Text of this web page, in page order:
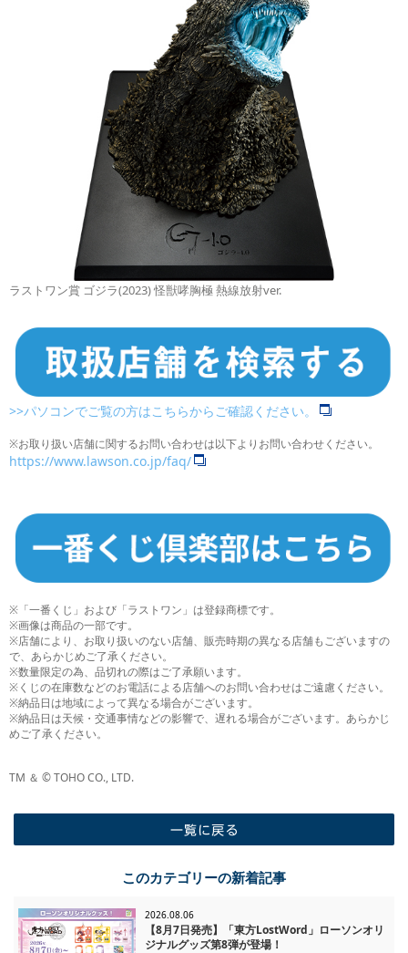
ラストワン賞 ゴジラ(2023) 怪獣哮胸極 熱線放射ver.
>>パソコンでご覧の方はこちらからご確認ください。
※お取り扱い店舗に関するお問い合わせは以下よりお問い合わせください。
https://www.lawson.co.jp/faq/
※「一番くじ」および「ラストワン」は登録商標です。
※画像は商品の一部です。
※店舗により、お取り扱いのない店舗、販売時期の異なる店舗もございますの
で、あらかじめご了承ください。
※数量限定の為、品切れの際はご了承願います。
※くじの在庫数などのお電話による店舗へのお問い合わせはご遠慮ください。
※納品日は地域によって異なる場合がございます。
※納品日は天候・交通事情などの影響で、遅れる場合がございます。あらかじ
めご了承ください。
TM ＆ © TOHO CO., LTD.
このカテゴリーの新着記事
2026.08.06
【8月7日発売】「東方LostWord」ローソンオリ
ジナルグッズ第8弾が登場！